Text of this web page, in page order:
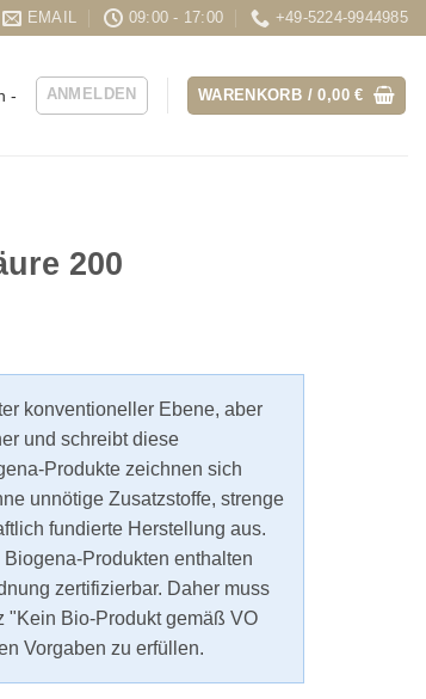
EMAIL 09:00 - 17:00 +49-5224-9944985
- ANMELDEN WARENKORB /0,00€
200
konventioneller Ebene, aber
und schreibt diese
Produkte zeichnen sich
unnötige Zusatzstoffe, strenge
fundierte Herstellung aus.
Produkten enthalten
zertifizierbar. Daher muss
"Kein Bio-Produkt gemäß VO
Vorgaben zu erfüllen.